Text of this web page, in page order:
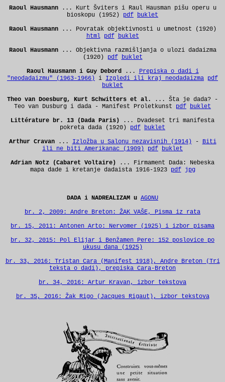
Raoul Hausmann
... Kurt Šviters i Raul Hausman pišu operu u
bioskopu (1952)
pdf buklet
Raoul Hausmann
... Povratak objektivnosti u umetnost (1920)
html
pdf
buklet
Raoul Hausmann
... Objektivna razmišljanja o ulozi dadaizma
(1920)
pdf
buklet
Raoul Hausmann i Guy Debord...
Prepiska o dadi i
"neodadaizmu" (1963-1966) i Izgledi ili kraj neodadaizma pdf
buklet
Theo van Doesburg, Kurt Schwitters et al.
... Šta je dada? -
Teo van Dusburg i dada - Manifest Proletkunst pdf buklet
Littérature br. 13 (Dada Paris) ... Dvadeset tri manifesta
pokreta dada (1920) pdf buklet
Arthur Cravan... Izložba u Salonu nezavisnih (1914) -
Biti
ili ne biti Amerikanac (1909)
pdf buklet
Adrian Notz (Cabaret Voltaire) ... Firmament Dada: Nebeska
mapa dade i kretanje dadaista 1916-1923 pdf jpg
DADA i NADREALIZAM u AGONU
br. 2, 2009: Andre Breton: ŽAK VAŠE, Pisma iz rata
br. 15, 2011: Antonen Arto: Nervomer (1925) i izbor pisama
br. 32, 2015: Pol Elijar i Benžamen Pere: 152 poslovice po
ukusu dana (1925)
br. 33, 2016: Tristan Cara (Manifest 1918), Andre Breton (Tri
teksta o dadi), prepiska Cara-Breton
br. 34, 2016: Artur Kravan, izbor tekstova
br. 35, 2016: Žak Rigo (Jacques Rigaut), izbor tekstova